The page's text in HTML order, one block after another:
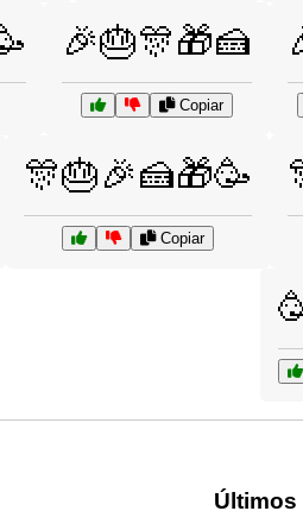
🎉🎂🎊🎁🍰
Copiar
🎊🎂🎉🍰🎁🥳
Copiar